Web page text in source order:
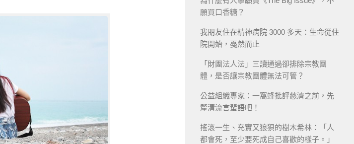
願買口香糖？
我朋友住在精神病院 3000 多天：生命從住
院開始，戞然而止
「財團法人法」三讀通過卻排除宗教團
體，是否讓宗教團體無法可管？
公益組織專家：一窩蜂批評慈濟之前，先
釐清流言蜚語吧！
搖滾一生、充實又狼狽的樹木希林：「人
都會死，至少要死成自己喜歡的樣子。」